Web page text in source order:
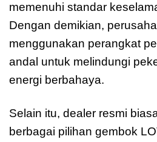
memenuhi standar
Dengan demikian,
menggunakan perangkat
andal untuk melindungi
energi berbahaya.
Selain itu, dealer resmi
berbagai pilihan gembok